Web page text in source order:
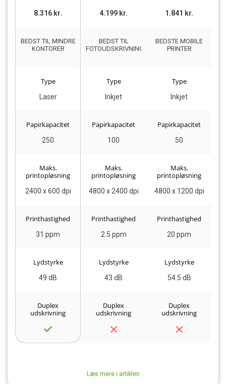
8.316 kr. 4.199 kr. 1.841 kr.
BEDST TIL MINDRE
KONTORER
BEDST TIL
FOTOUDSKRIVNING
BEDSTE MOBILE
PRINTER
Type
Laser
Type
Inkjet
Type
Inkjet
Papirkapacitet
250
Papirkapacitet
100
Papirkapacitet
50
Maks.
printopløsning
2400 x 600 dpi
Maks.
printopløsning
4800 x 2400 dpi
Maks.
printopløsning
4800 x 1200 dpi
Printhastighed
31 ppm
Printhastighed
2.5 ppm
Printhastighed
20 ppm
Lydstyrke
49 dB
Lydstyrke
43 dB
Lydstyrke
54.5 dB
Duplex
udskrivning
Duplex
udskrivning
Duplex
udskrivning
Læs mere i artiklen